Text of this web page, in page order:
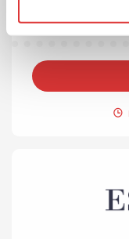
wiele innych w